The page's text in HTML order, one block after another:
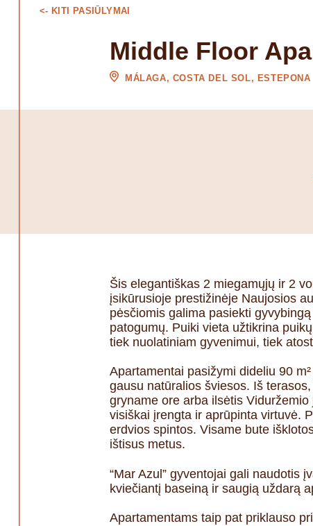
<- KITI PASIŪLYMAI
Middle Floor
MÁLAGA, COSTA DEL SOL, ESTEPONA
Šis elegantiškas 2 miegamųjų ir 2
įsikūrusioje prestižinėje Naujosios
pėsčiomis galima pasiekti
patogumų. Puiki vieta užtikrina
tiek nuolatiniam gyvenimui, tiek
Apartamentai pasižymi dideliu 90
gausu natūralios šviesos. Iš
gryname ore arba ilsėtis
visiškai įrengta ir aprūpinta virtuvė.
erdvios spintos. Visame bute
ištisus metus.
“Mar Azul” gyventojai gali naudotis
kviečiantį baseiną ir saugią uždarą
Apartamentams taip pat priklauso